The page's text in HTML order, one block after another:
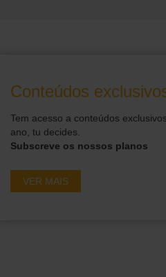
Conteúdos
Tem acesso a conteúdos
ano, tu decides.
Subscreve os nossos planos
VER MAIS